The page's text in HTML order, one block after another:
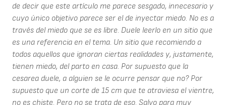
de decir que este artículo me parece sesgado, innecesario y
cuyo único objetivo parece ser el de inyectar miedo. No es a
través del miedo que se es libre. Duele leerlo en un sitio que
es una referencia en el tema. Un sitio que recomiendo a
todos aquellos que ignoran ciertas realidades y, justamente,
tienen miedo, del parto en casa. Por supuesto que la
cesarea duele, a alguien se le ocurre pensar que no? Por
supuesto que un corte de 15 cm que te atraviesa el vientre,
no es chiste. Pero no se trata de eso. Salvo para muy